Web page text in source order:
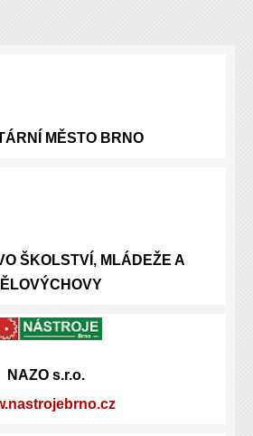
MĚSTO BRNO
ŠKOLSTVÍ, MLÁDEŽE A
NAZO s.r.o.